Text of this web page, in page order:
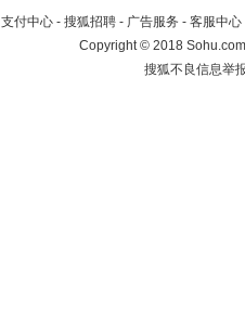
支付中心 - 搜狐招聘 - 广告服务 - 客服中心
Copyright©2018
搜狐不良信息举